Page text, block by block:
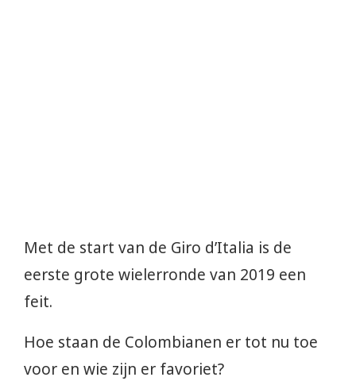
Met de start van de Giro d’Italia is de
eerste grote wielerronde van 2019 een
feit.
Hoe staan de Colombianen er tot nu toe
voor en wie zijn er favoriet?